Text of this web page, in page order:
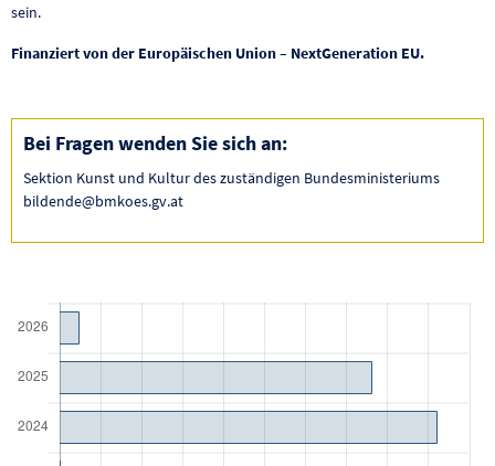
sein.
Finanziert von der Europäischen Union – NextGeneration EU.
Bei Fragen wenden Sie sich an:
Sektion Kunst und Kultur des zuständigen Bundesministeriums
bildende@bmkoes.gv.at